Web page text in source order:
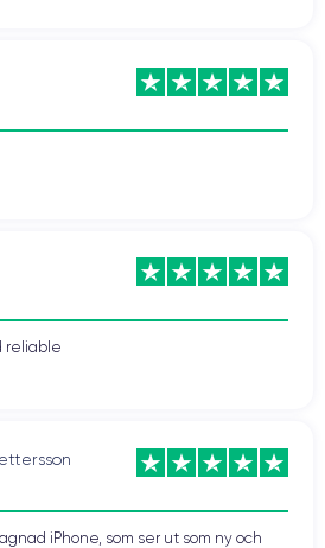
reliable
iPhone, som ser ut som ny och